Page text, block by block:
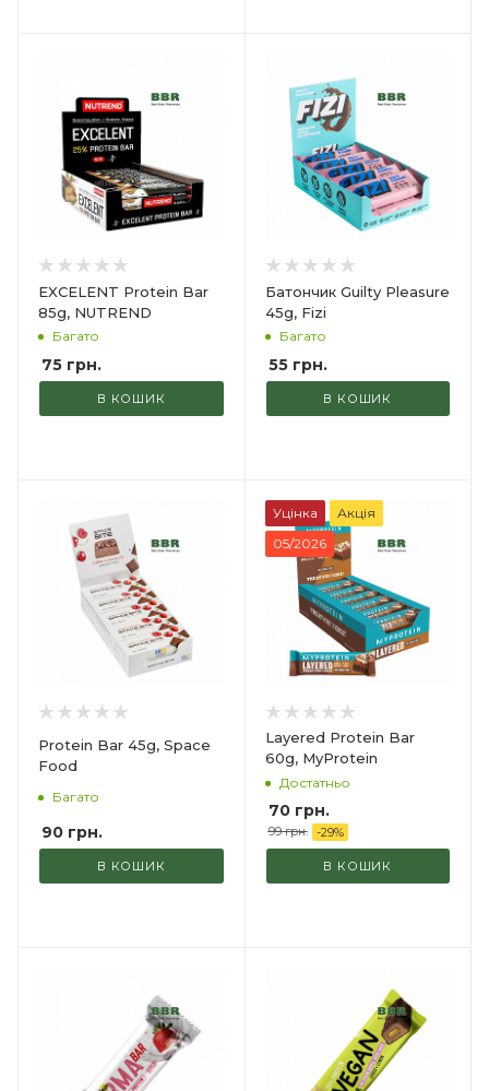
EXCELENT Protein Bar
85g, NUTREND
Багато
75 грн.
В КОШИК
Батончик Guilty Pleasure
45g, Fizi
Багато
55грн.
В КОШИК
Protein Bar 45g, Space
Food
Багато
90 грн.
В КОШИК
Уцінка
Акція
05/2026
Layered Protein Bar
60g, MyProtein
Достатньо
70грн.
99грн. -29%
В КОШИК